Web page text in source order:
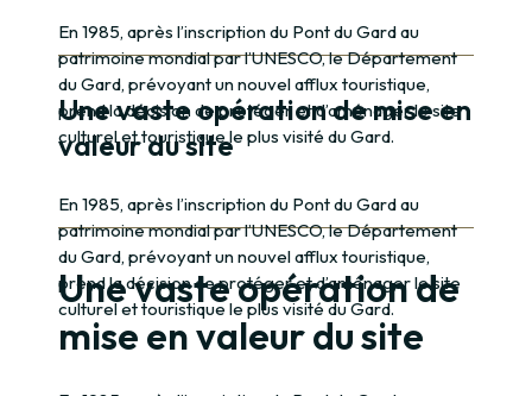
En 1985, après l’inscription du Pont du Gard au
patrimoine mondial par l’UNESCO, le Département
du Gard, prévoyant un nouvel afflux touristique,
prend la décision de protéger et d’aménager le site
culturel et touristique le plus visité du Gard.
Une vaste opération de mise en
valeur du site
En 1985, après l’inscription du Pont du Gard au
patrimoine mondial par l’UNESCO, le Département
du Gard, prévoyant un nouvel afflux touristique,
prend la décision de protéger et d’aménager le site
culturel et touristique le plus visité du Gard.
Une vaste opération de
mise en valeur du site